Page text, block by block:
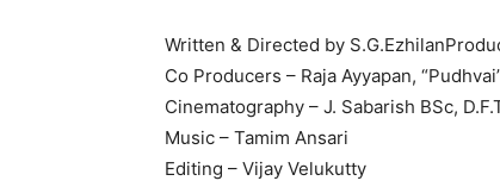
Written & Directed by
Co Producers – Raja Ayyapan,
Cinematography – J. Sabarish BSc,
Music – Tamim Ansari
Editing – Vijay Velukutty